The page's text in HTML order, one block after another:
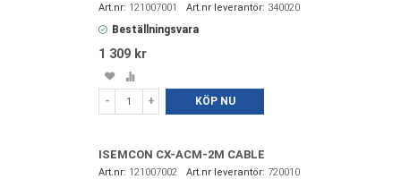
121007001 340020
Beställningsvara
1 309 kr
Spara
i
favoriter
Lägg
till
- + KÖP NU
ISEMCON CX-ACM-2M CABLE
121007002 720010